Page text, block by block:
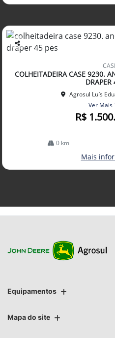
Co
arti
lhe
COLHEITADEIRA CASE 9230.
DRAPER
Agrosul Luís
Ver Mais
R$
0 km
Mais
Equipamentos
Mapa do site